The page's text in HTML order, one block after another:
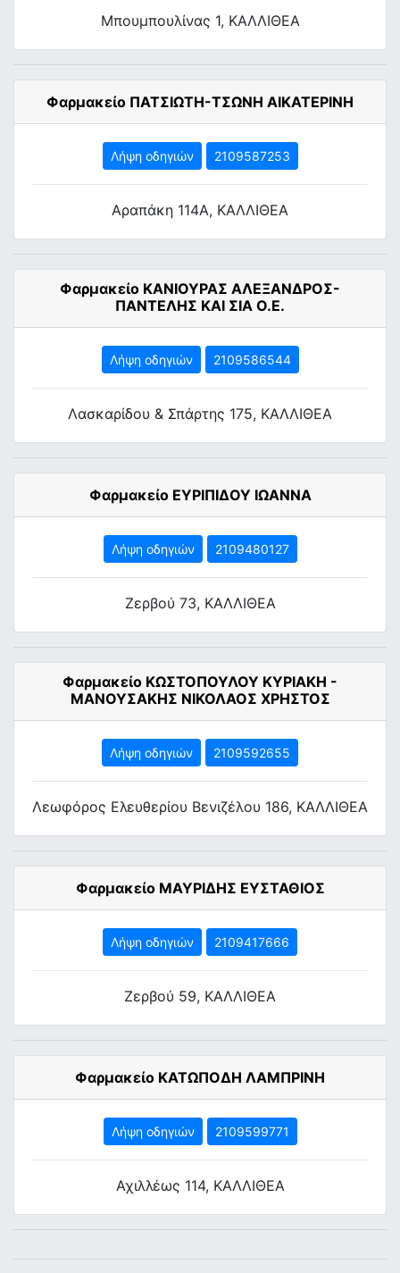
Μπουμπουλίνας 1, ΚΑΛΛΙΘΕΑ
Φαρμακείο ΠΑΤΣΙΩΤΗ-ΤΣΩΝΗ ΑΙΚΑΤΕΡΙΝΗ
Λήψη οδηγιών 2109587253
Αραπάκη 114Α, ΚΑΛΛΙΘΕΑ
Φαρμακείο ΚΑΝΙΟΥΡΑΣ ΑΛΕΞΑΝΔΡΟΣ-
ΠΑΝΤΕΛΗΣ ΚΑΙ ΣΙΑ Ο.Ε.
Λήψη οδηγιών 2109586544
Λασκαρίδου & Σπάρτης 175, ΚΑΛΛΙΘΕΑ
Φαρμακείο ΕΥΡΙΠΙΔΟΥ ΙΩΑΝΝΑ
Λήψη οδηγιών 2109480127
Ζερβού 73, ΚΑΛΛΙΘΕΑ
Φαρμακείο ΚΩΣΤΟΠΟΥΛΟΥ ΚΥΡΙΑΚΗ -
ΜΑΝΟΥΣΑΚΗΣ ΝΙΚΟΛΑΟΣ ΧΡΗΣΤΟΣ
Λήψη οδηγιών 2109592655
Λεωφόρος Ελευθερίου Βενιζέλου 186, ΚΑΛΛΙΘΕΑ
Φαρμακείο ΜΑΥΡΙΔΗΣ ΕΥΣΤΑΘΙΟΣ
Λήψη οδηγιών 2109417666
Ζερβού 59, ΚΑΛΛΙΘΕΑ
Φαρμακείο ΚΑΤΩΠΟΔΗ ΛΑΜΠΡΙΝΗ
Λήψη οδηγιών 2109599771
Αχιλλέως 114, ΚΑΛΛΙΘΕΑ